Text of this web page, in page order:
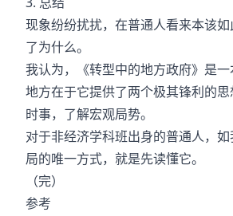
现象纷纷扰扰，在普通人看来本该
了为什么。
我认为，《转型中的地方政府》是
地方在于它提供了两个极其锋利的
时事，了解宏观局势。
对于非经济学科班出身的普通人，
局的唯一方式，就是先读懂它。
（完）
参考